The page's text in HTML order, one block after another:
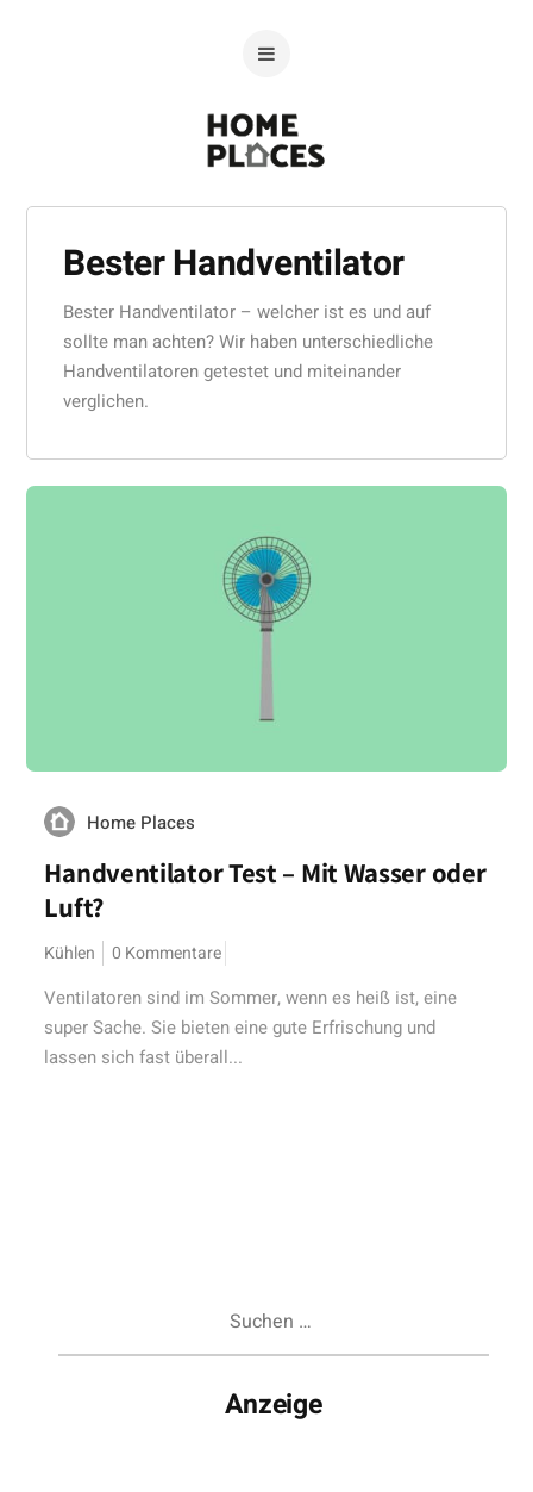
Bester Handventilator
Bester Handventilator – welcher ist es und auf
sollte man achten? Wir haben unterschiedliche
Handventilatoren getestet und miteinander
verglichen.
Home Places
Handventilator Test – Mit Wasser oder
Luft?
Kühlen 0 Kommentare
Ventilatoren sind im Sommer, wenn es heiß ist, eine
super Sache. Sie bieten eine gute Erfrischung und
lassen sich fast überall...
Anzeige